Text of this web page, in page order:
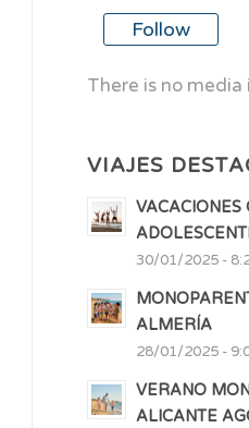
Follow
There is no media
VIAJES
VACACIONES
30/01/2025 -
ALMERÍA
28/01/2025 -
VERANO
ALICANTE